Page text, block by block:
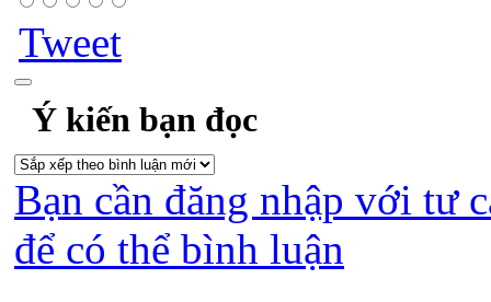
Tweet
Ý kiến bạn đọc
Bạn cần đăng nhập với tư
để có thể bình luận